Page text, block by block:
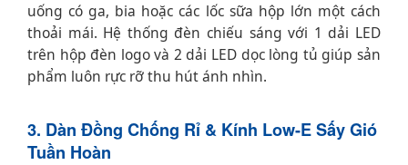
uống có ga, bia hoặc các lốc sữa hộp lớn một cách
thoải mái. Hệ thống đèn chiếu sáng với 1 dải LED
trên hộp đèn logo và 2 dải LED dọc lòng tủ giúp sản
phẩm luôn rực rỡ thu hút ánh nhìn.
3. Dàn Đồng Chống Rỉ & Kính Low-E Sấy Gió
Tuần Hoàn